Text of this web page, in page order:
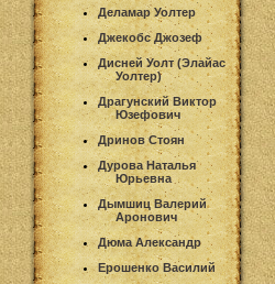
Деламар Уолтер
Джекобс Джозеф
Дисней Уолт (Элайас
Уолтер)
Драгунский Виктор
Юзефович
Дринов Стоян
Дурова Наталья
Юрьевна
Дымшиц Валерий
Аронович
Дюма Александр
Ерошенко Василий